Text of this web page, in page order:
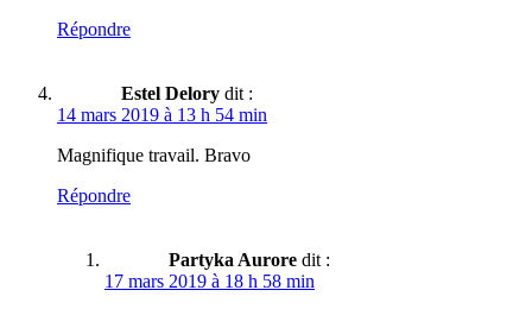
Répondre
Estel Delory dit :
14 mars 2019 à 13 h 54 min
Magnifique travail. Bravo
Répondre
Partyka Aurore dit :
17 mars 2019 à 18 h 58 min